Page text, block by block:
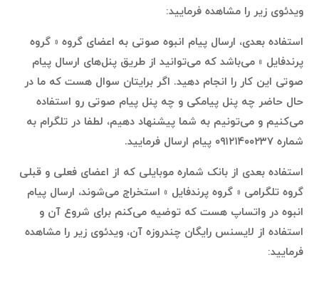
ویدئوی زیر را مشاهده فرمایید:
استفاده بعدی، ارسال پیام انبوه صوتی به اعضای گروه ‌« گروه
پرندفایل » می‌باشد که می‌توانید از طریق پنل‌های ارسال پیام
صوتی این کار را انجام دهید. اگر برایتان سوال هست که ما در
حال حاضر چه پنل پیامکی و چه پنل پیام صوتی رو استفاده
می‌کنیم و می‌تونیم به شما پیشنهاد دهیم، لطفا در تلگرام به
شماره ۰۹۱۲۱۴۰۰۲۳۷ پیام ارسال فرمایید.
استفاده بعدی از بانک شماره موبایلی که از اعضای فعلی و قبلی
گروه تلگرامی ‌« گروه پرندفایل » استخراج می‌شوند، ارسال پیام
انبوه در واتساپ هست که توضیه می‌کنم برای شروع آن و
استفاده از لایسنس رایگان چندروزه آن، ویدئوی زیر را مشاهده
فرمایید: